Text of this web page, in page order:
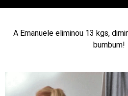
A Emanuele eliminou 13 kgs,
bumbum!